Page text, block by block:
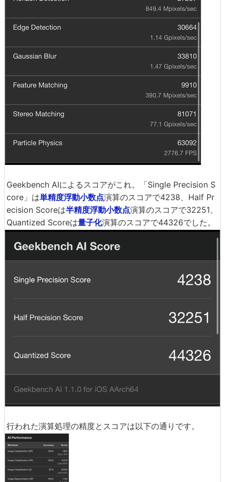
Geekbench AIによるスコアがこれ。「Single Precision S
core」は単精度浮動小数点演算のスコアで4238、Half Pr
ecision Scoreは半精度浮動小数点演算のスコアで32251、
Quantized Scoreは量子化演算のスコアで44326でした。
行われた演算処理の精度とスコアは以下の通りです。